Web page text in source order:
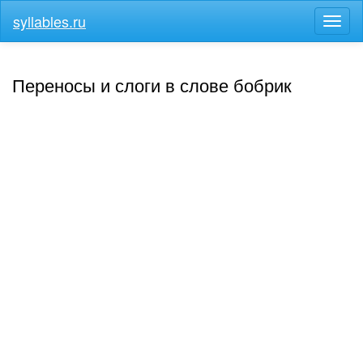
меню
syllables.ru
Переносы и слоги в слове бобрик